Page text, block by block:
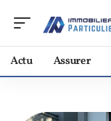
Actu Assurer